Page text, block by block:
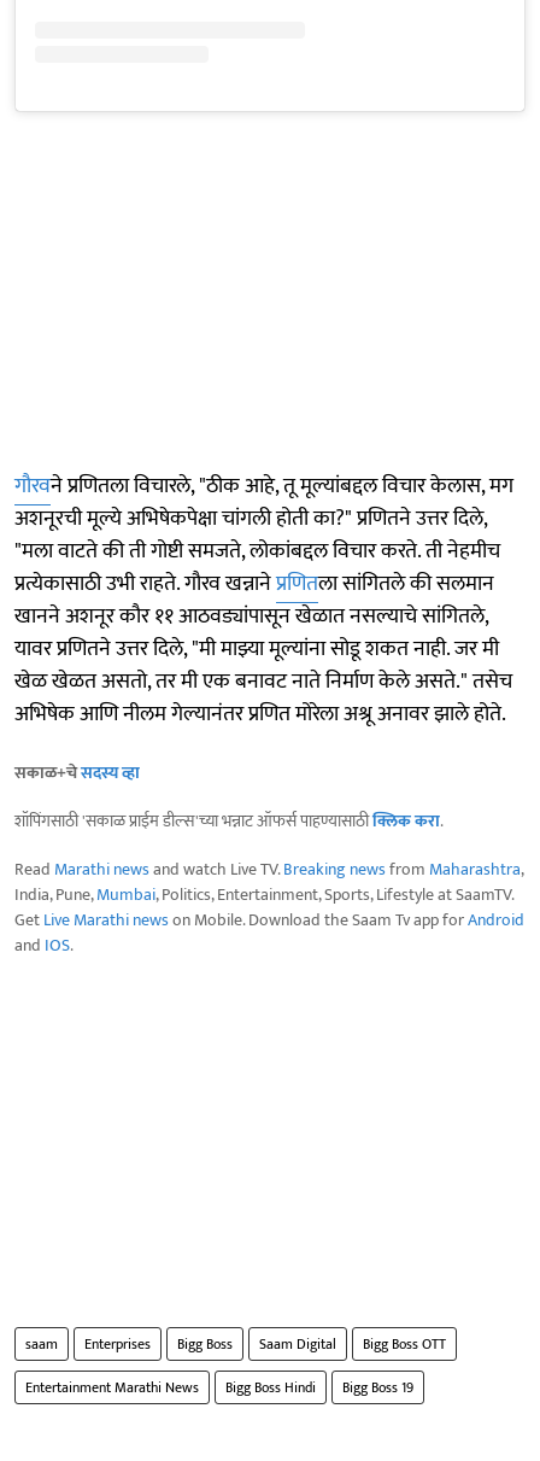
गौरवने प्रणितला विचारले, "ठीक आहे, तू मूल्यांबद्दल विचार केलास, मग
अशनूरची मूल्ये अभिषेकपेक्षा चांगली होती का?" प्रणितने उत्तर दिले,
"मला वाटते की ती गोष्टी समजते, लोकांबद्दल विचार करते. ती नेहमीच
प्रत्येकासाठी उभी राहते. गौरव खन्नानेप्रणितला सांगितले की सलमान
खानने अशनूर कौर ११ आठवड्यांपासून खेळात नसल्याचे सांगितले,
यावर प्रणितने उत्तर दिले, "मी माझ्या मूल्यांना सोडू शकत नाही. जर मी
खेळ खेळत असतो, तर मी एक बनावट नाते निर्माण केले असते." तसेच
अभिषेक आणि नीलम गेल्यानंतर प्रणित मोरेला अश्रू अनावर झाले होते.
सकाळ+चेसदस्य व्हा
शॉपिंगसाठी 'सकाळ प्राईम डील्स'च्या भन्नाट ऑफर्स पाहण्यासाठीक्लिक करा.
Read Marathi newsand watch Live TV.Breaking newsfrom Maharashtra,
India, Pune,Mumbai, Politics, Entertainment, Sports, Lifestyle at SaamTV.
GetLive Marathi newson Mobile. Download the Saam Tv app forAndroid
and IOS.
saam Enterprises Bigg Boss Saam Digital
Bigg Boss OTT
Entertainment Marathi News
Bigg Boss Hindi Bigg Boss 19